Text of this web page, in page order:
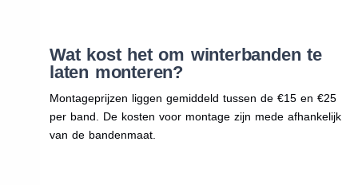
Wat kost het om winterbanden te
laten monteren?
Montageprijzen liggen gemiddeld tussen de €15 en €25
per band. De kosten voor montage zijn mede afhankelijk
van de bandenmaat.